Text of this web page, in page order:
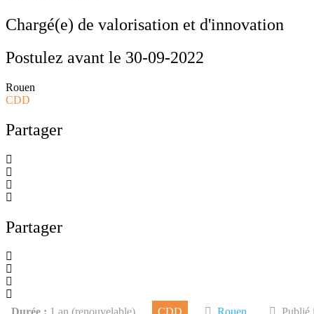
Chargé(e) de valorisation et d'innovation
Postulez avant le 30-09-2022
Rouen
CDD
Partager
Partager